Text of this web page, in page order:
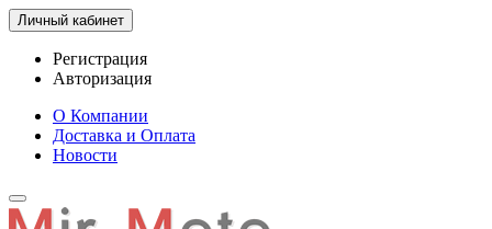
Личный кабинет
Регистрация
Авторизация
О Компании
Доставка и Оплата
Новости